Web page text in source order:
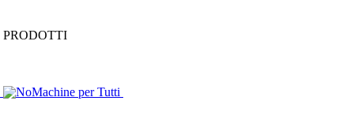
PRODOTTI
NoMachine per Tutti